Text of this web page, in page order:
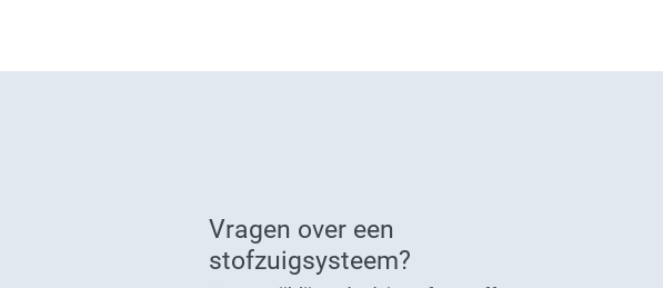
Vragen over een
stofzuigsysteem?